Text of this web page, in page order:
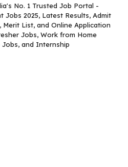
No. 1 Trusted Job Portal -
Jobs 2025, Latest Results, Admit
List, and Online Application
Jobs, Work from Home
and Internship